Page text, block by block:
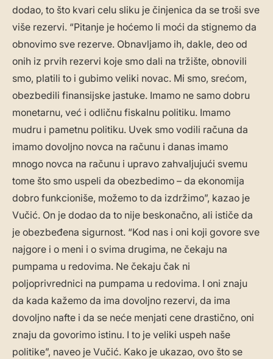
dodao, to što kvari celu sliku je činjenica da se troši sve
više rezervi. “Pitanje je hoćemo li moći da stignemo da
obnovimo sve rezerve. Obnavljamo ih, dakle, deo od
onih iz prvih rezervi koje smo dali na tržište, obnovili
smo, platili to i gubimo veliki novac. Mi smo, srećom,
obezbedili finansijske jastuke. Imamo ne samo dobru
monetarnu, već i odličnu fiskalnu politiku. Imamo
mudru i pametnu politiku. Uvek smo vodili računa da
imamo dovoljno novca na računu i danas imamo
mnogo novca na računu i upravo zahvaljujući svemu
tome što smo uspeli da obezbedimo – da ekonomija
dobro funkcioniše, možemo to da izdržimo”, kazao je
Vučić. On je dodao da to nije beskonačno, ali ističe da
je obezbeđena sigurnost. “Kod nas i oni koji govore sve
najgore i o meni i o svima drugima, ne čekaju na
pumpama u redovima. Ne čekaju čak ni
poljoprivrednici na pumpama u redovima. I oni znaju
da kada kažemo da ima dovoljno rezervi, da ima
dovoljno nafte i da se neće menjati cene drastično, oni
znaju da govorimo istinu. I to je veliki uspeh naše
politike”, naveo je Vučić. Kako je ukazao, ovo što se